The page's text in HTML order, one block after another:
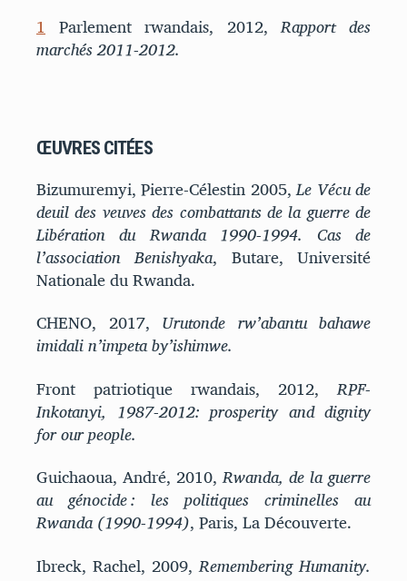
1 Parlement rwandais, 2012,Rapport des
marchés 2011-2012.
ŒUVRES CITÉES
Bizumuremyi, Pierre-Célestin 2005,Le Vécu de
deuil des veuves des combattants de la guerre de
Libération du Rwanda 1990-1994. Cas de
l’association Benishyaka, Butare, Université
Nationale du Rwanda.
CHENO, 2017, Urutonde rw’abantu bahawe
imidali n’impeta by’ishimwe.
Front patriotique rwandais, 2012,RPF-
Inkotanyi, 1987-2012: prosperity and dignity
for our people.
Guichaoua, André, 2010,Rwanda, de la guerre
au génocide : les politiques criminelles au
Rwanda (1990-1994), Paris, La Découverte.
Ibreck, Rachel, 2009,Remembering Humanity.